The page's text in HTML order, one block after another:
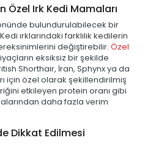
Özel Irk Kedi Mamaları
bulundurulabilecek bir
ırklarındaki farklılık kedilerin
değiştirebilir. Özel
eksiksiz bir şekilde
Shorthair, İran, Sphynx ya da
için özel olarak şekillendirilmiş
etkileyen protein oranı gibi
daha fazla verim
Dikkat Edilmesi